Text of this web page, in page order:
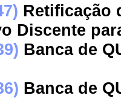
Retificação
Discente
Banca de
Banca de